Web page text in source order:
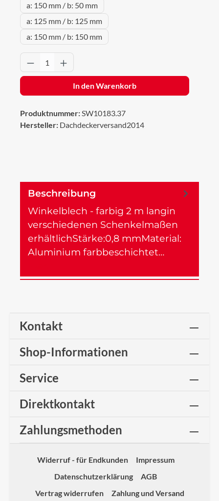
a: 150 mm / b: 50 mm
a: 125 mm / b: 125 mm
a: 150 mm / b: 150 mm
Produkt Anzahl: Gib den gewünschten
In den Warenkorb
Produktnummer:SW10183.37
Hersteller: Dachdeckerversand2014
Beschreibung
Winkelblech - farbig 2 m langin
verschiedenen Schenkelmaßen
erhältlichStärke:0,8 mmMaterial:
Aluminium farbbeschichtet…
Kontakt
Shop-Informationen
Service
Direktkontakt
Zahlungsmethoden
Widerruf - für Endkunden
Impressum
Datenschutzerklärung
AGB
Vertrag widerrufen
Zahlung und Versand